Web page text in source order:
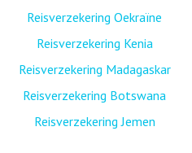
Reisverzekering Oekraïne
Reisverzekering Kenia
Reisverzekering Madagaskar
Reisverzekering Botswana
Reisverzekering Jemen